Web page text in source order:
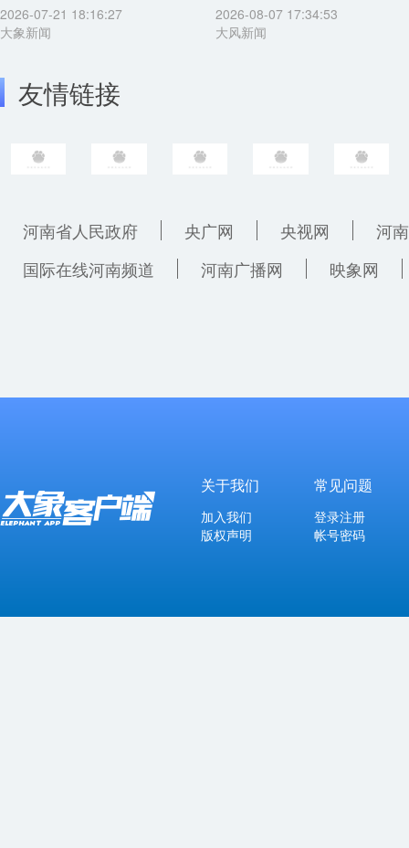
2026-07-21 18:16:27
大象新闻
2026-08-07 17:34:53
大风新闻
友情链接
河南省人民政府 央广网 央视网
河
国际在线河南频道
河南广播网 映象网
关于我们
加入我们
版权声明
常见问题
登录注册
帐号密码